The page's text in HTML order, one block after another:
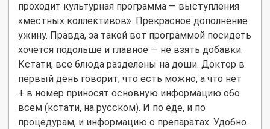
проходит культурная программа — выступления
«местных коллективов». Прекрасное дополнение
ужину. Правда, за такой вот программой посидеть
хочется подольше и главное — не взять добавки.
Кстати, все блюда разделены на доши. Доктор в
первый день говорит, что есть можно, а что нет
+ в номер приносят основную информацию обо
всем (кстати, на русском). И по еде, и по
процедурам, и информацию о препаратах. Удобно.